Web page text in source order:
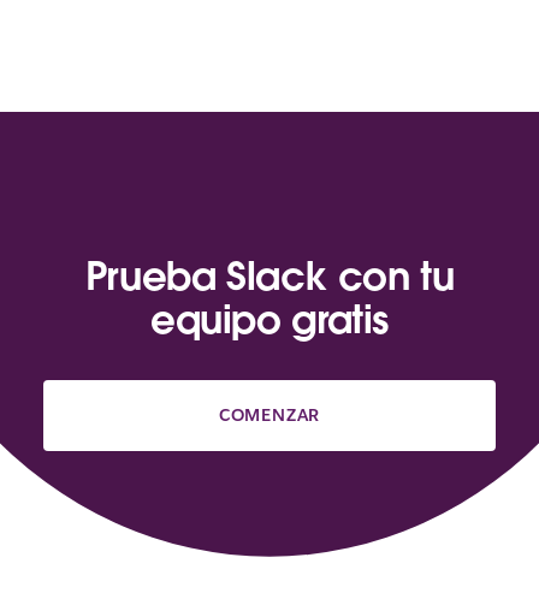
Prueba Slack con tu
equipo gratis
COMENZAR